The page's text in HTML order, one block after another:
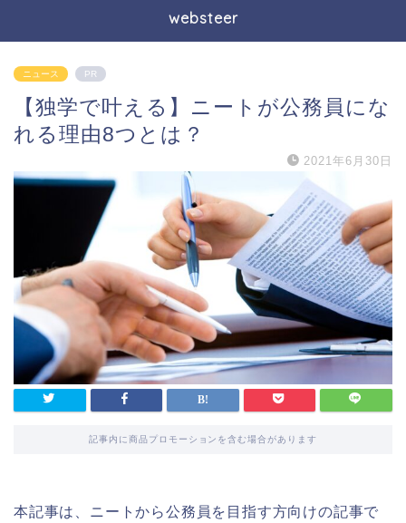
websteer
ニュース PR
【独学で叶える】ニートが公務員にな
れる理由8つとは？
2021年6月30日
記事内に商品プロモーションを含む場合があります
本記事は、ニートから公務員を目指す方向けの記事で